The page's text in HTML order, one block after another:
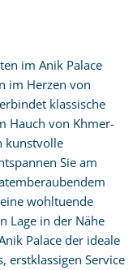
im Anik Palace
im Herzen von
klassische
Hauch von Khmer-
kunstvolle
Sie am
wohltuende
Lage in der Nähe
Palace der ideale
erstklassigen Service